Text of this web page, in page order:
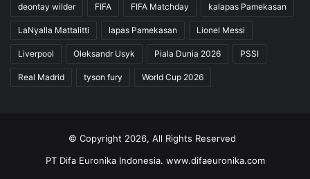
deontay wilder FIFA FIFA Matchday kalapas Pamekasan
LaNyalla Mattalitti lapas Pamekasan Lionel Messi
Liverpool Oleksandr Usyk Piala Dunia 2026 PSSI
Real Madrid tyson fury World Cup 2026
© Copyright 2026, All Rights Reserved
PT Difa Euronika Indonesia. www.difaeuronika.com